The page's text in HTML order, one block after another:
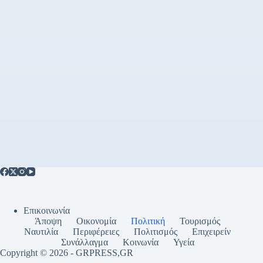
Επικοινωνία
Άποψη
Οικονομία Πολιτική
Τουρισμός
Ναυτιλία
Περιφέρειες Πολιτισμός
Επιχειρείν
Συνάλλαγμα
Κοινωνία
Υγεία
Copyright © 2026 - GRPRESS,GR